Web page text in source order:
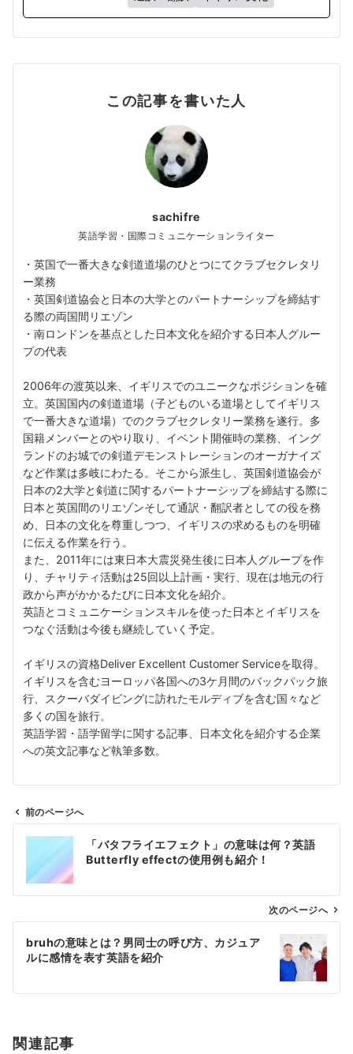
この記事を書いた人
sachifre
英語学習・国際コミュニケーションライター
・英国で一番大きな剣道道場のひとつにてクラブセクレタリ
ー業務
・英国剣道協会と日本の大学とのパートナーシップを締結す
る際の両国間リエゾン
・南ロンドンを基点とした日本文化を紹介する日本人グルー
プの代表
2006年の渡英以来、イギリスでのユニークなポジションを確
立。英国国内の剣道道場（子どものいる道場としてイギリス
で一番大きな道場）でのクラブセクレタリー業務を遂行。多
国籍メンバーとのやり取り、イベント開催時の業務、イング
ランドのお城での剣道デモンストレーションのオーガナイズ
など作業は多岐にわたる。そこから派生し、英国剣道協会が
日本の2大学と剣道に関するパートナーシップを締結する際に
日本と英国間のリエゾンそして通訳・翻訳者としての役を務
め、日本の文化を尊重しつつ、イギリスの求めるものを明確
に伝える作業を行う。
また、2011年には東日本大震災発生後に日本人グループを作
り、チャリティ活動は25回以上計画・実行、現在は地元の行
政から声がかかるたびに日本文化を紹介。
英語とコミュニケーションスキルを使った日本とイギリスを
つなぐ活動は今後も継続していく予定。
イギリスの資格Deliver Excellent Customer Serviceを取得。
イギリスを含むヨーロッパ各国への3ケ月間のバックパック旅
行、スクーバダイビングに訪れたモルディブを含む国々など
多くの国を旅行。
英語学習・語学留学に関する記事、日本文化を紹介する企業
への英文記事など執筆多数。
ビ
ン
前のページへ
「バタフライエフェクト」の意味は何？英語
Butterfly effectの使用例も紹介！
次のページへ
bruhの意味とは？男同士の呼び方、カジュア
ルに感情を表す英語を紹介
関連記事